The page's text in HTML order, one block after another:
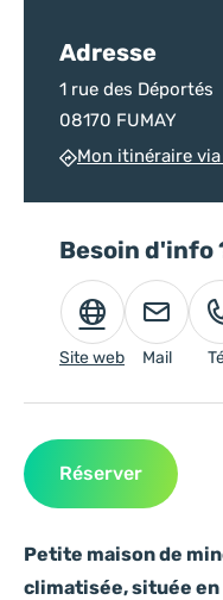
Petite maison de
climatisée, située
Adresse
1 rue des Déportés
08170 FUMAY
Mon itinéraire
Besoin d'info
Site web Mail
Réserver